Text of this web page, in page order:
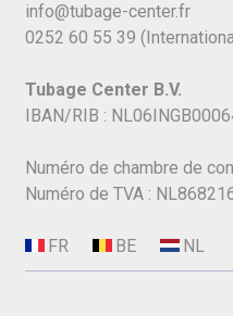
info@tubage-center.fr
0252 60 55 39
Tubage Center B.V.
IBAN/RIB :
Numéro de chambre de
Numéro de TVA :